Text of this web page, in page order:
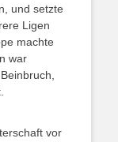
und setzte
Ligen
machte
war
vor